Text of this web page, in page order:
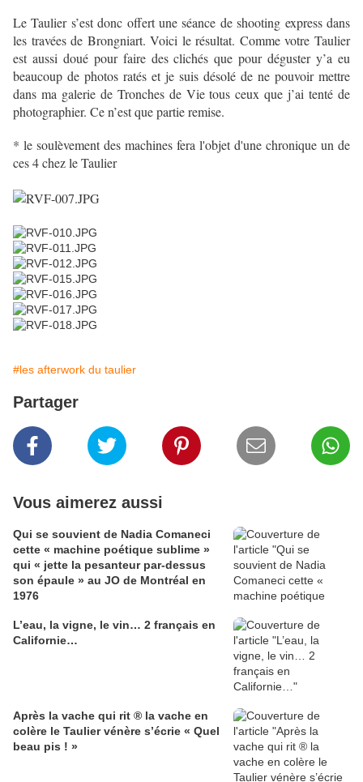
Le Taulier s’est donc offert une séance de shooting express dans
les travées de Brongniart. Voici le résultat. Comme votre Taulier
est aussi doué pour faire des clichés que pour déguster y’a eu
beaucoup de photos ratés et je suis désolé de ne pouvoir mettre
dans ma galerie de Tronches de Vie tous ceux que j’ai tenté de
photographier. Ce n’est que partie remise.
* le soulèvement des machines fera l'objet d'une chronique un de
ces 4 chez le Taulier
#les afterwork du taulier
Partager
Vous aimerez aussi
Qui se souvient de Nadia Comaneci
cette « machine poétique sublime »
qui « jette la pesanteur par-dessus
son épaule » au JO de Montréal en
1976
L’eau, la vigne, le vin… 2 français en
Californie…
Après la vache qui rit ® la vache en
colère le Taulier vénère s’écrie « Quel
beau pis ! »